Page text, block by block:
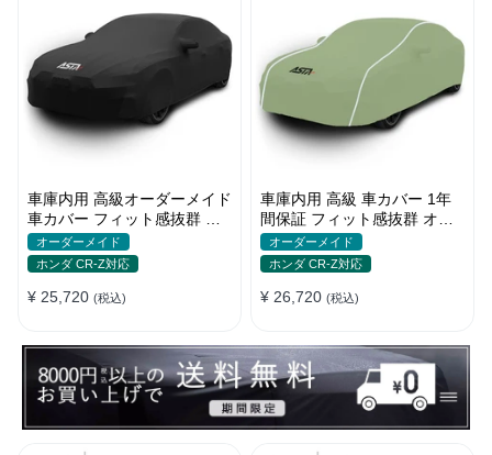
車庫内用 高級オーダーメイド
車カバー フィット感抜群 水
洗いOK 防塵防汚 傷防止 おし
ゃれ
オーダーメイド
ホンダ CR-Z対応
¥ 25,720 (税込)
車庫内用 高級 車カバー 1年
間保証 フィット感抜群 オー
ダーメイド 水洗いOK おしゃ
れ 耐久性
オーダーメイド
ホンダ CR-Z対応
¥ 26,720 (税込)